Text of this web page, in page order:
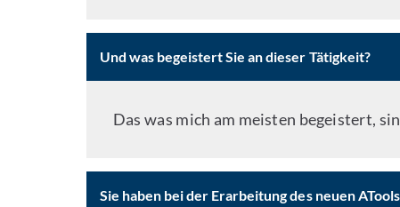
Und was begeistert Sie an dieser Tätigkeit?
Das was mich am meisten begeistert,
Sie haben bei der Erarbeitung des neuen